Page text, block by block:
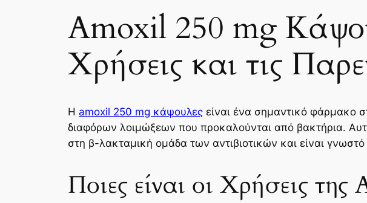
Amoxil 250 mg
Χρήσεις και τις
Η amoxil 250 mg κάψουλες είναι ένα σημαντικό φάρμακο
διαφόρων λοιμώξεων που προκαλούνται από βακτήρια.
στη β-λακταμική ομάδα των αντιβιοτικών και είναι
Ποιες είναι οι Χρήσεις της